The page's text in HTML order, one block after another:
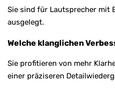
Sie sind für Lautsprecher mit
ausgelegt.
Welche klanglichen
Sie profitieren von mehr
einer präziseren